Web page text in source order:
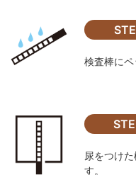
検査棒にペ
尿をつけ
す。